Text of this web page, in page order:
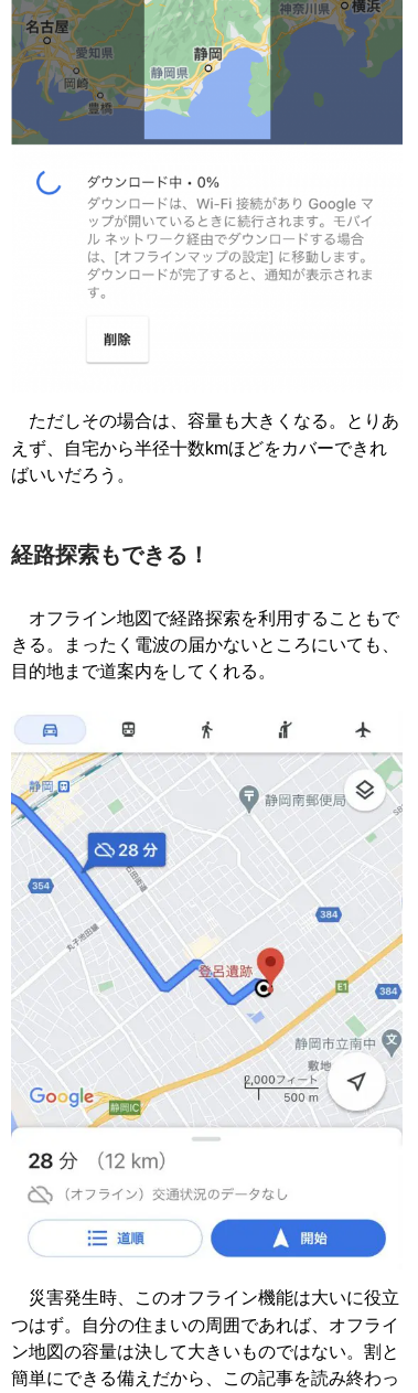
ただしその場合は、容量も大きくなる。とりあ
えず、自宅から半径十数kmほどをカバーできれ
ばいいだろう。
経路探索もできる！
オフライン地図で経路探索を利用することもで
きる。まったく電波の届かないところにいても、
目的地まで道案内をしてくれる。
災害発生時、このオフライン機能は大いに役立
つはず。自分の住まいの周囲であれば、オフライ
ン地図の容量は決して大きいものではない。割と
簡単にできる備えだから、この記事を読み終わっ